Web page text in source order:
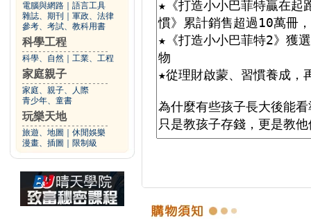
電腦與網路
語言工具
雜誌、期刊
軍政、法律
參考、考試、教科用書
科學工程
科學、自然 工業、工程
家庭親子
家庭、親子、人際
青少年、童書
玩樂天地
旅遊、地圖
休閒娛樂
漫畫、插圖
限制級